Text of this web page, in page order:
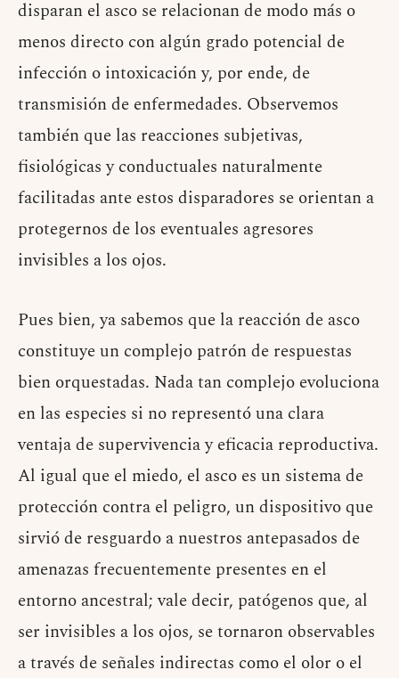
disparan el asco se relacionan de modo más o
menos directo con algún grado potencial de
infección o intoxicación y, por ende, de
transmisión de enfermedades. Observemos
también que las reacciones subjetivas,
fisiológicas y conductuales naturalmente
facilitadas ante estos disparadores se orientan a
protegernos de los eventuales agresores
invisibles a los ojos.
Pues bien, ya sabemos que la reacción de asco
constituye un complejo patrón de respuestas
bien orquestadas. Nada tan complejo evoluciona
en las especies si no representó una clara
ventaja de supervivencia y eficacia reproductiva.
Al igual que el miedo, el asco es un sistema de
protección contra el peligro, un dispositivo que
sirvió de resguardo a nuestros antepasados de
amenazas frecuentemente presentes en el
entorno ancestral; vale decir, patógenos que, al
ser invisibles a los ojos, se tornaron observables
a través de señales indirectas como el olor o el